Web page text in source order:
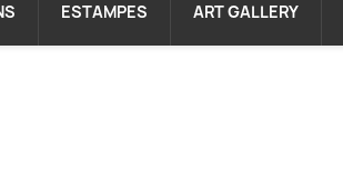
ESTAMPES ART GALLERY